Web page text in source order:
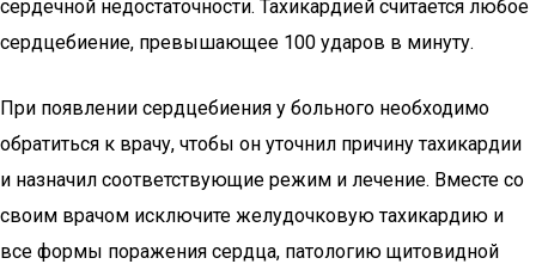
сердечной недостаточности. Тахикардией считается любое
сердцебиение, превышающее 100 ударов в минуту.
При появлении сердцебиения у больного необходимо
обратиться к врачу, чтобы он уточнил причину тахикардии
и назначил соответствующие режим и лечение. Вместе со
своим врачом исключите желудочковую тахикардию и
все формы поражения сердца, патологию щитовидной